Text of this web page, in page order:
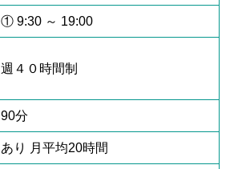
① 9:30 ～ 19:00
週４０時間制
90分
あり 月平均20時間